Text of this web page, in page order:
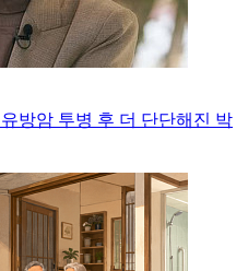
방암 투병 후 더 단단해진 박